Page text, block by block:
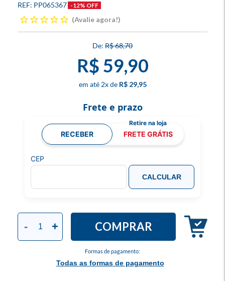
PP065367 -12% OFF
Avalie agora!
R$ 68,70
R$ 59,90
2x R$ 29,95
Formas de pagamento:
Todas as formas de pagamento
- + COMPRAR
Frete e prazo
RECEBER FRETE GRÁTIS
CEP
CALCULAR